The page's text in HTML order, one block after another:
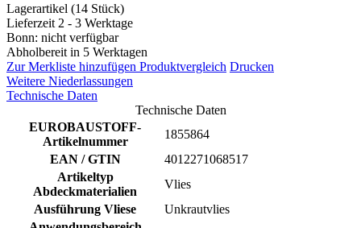
Lagerartikel (14 Stück)
Lieferzeit 2 - 3 Werktage
Bonn: nicht verfügbar
Abholbereit in 5 Werktagen
Zur Merkliste hinzufügen Produktvergleich Drucken
Weitere Niederlassungen
Technische Daten
Technische Daten
EUROBAUSTOFF-
Artikelnummer
1855864
EAN / GTIN
4012271068517
Artikeltyp
Abdeckmaterialien
Vlies
Ausführung Vliese
Unkrautvlies